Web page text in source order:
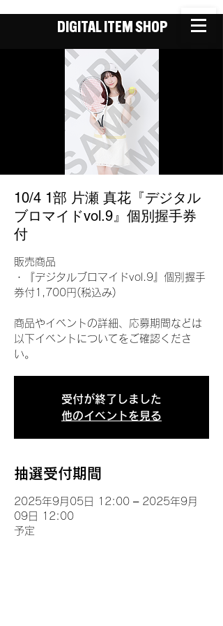
DIGITAL ITEM SHOP
10/4 1部 片瀬 真花『デジタル
ブロマイドvol.9』個別握手券
付
販売商品
・『デジタルブロマイドvol.9』個別握手
券付1,700円(税込み)
商品やイベントの詳細、応募期間などは
以下イベントについてをご確認くださ
い。
受付が終了しました
他のイベントを見る
抽選受付期間
2025年9月05日 12:00 – 2025年9月
09日 12:00
予定